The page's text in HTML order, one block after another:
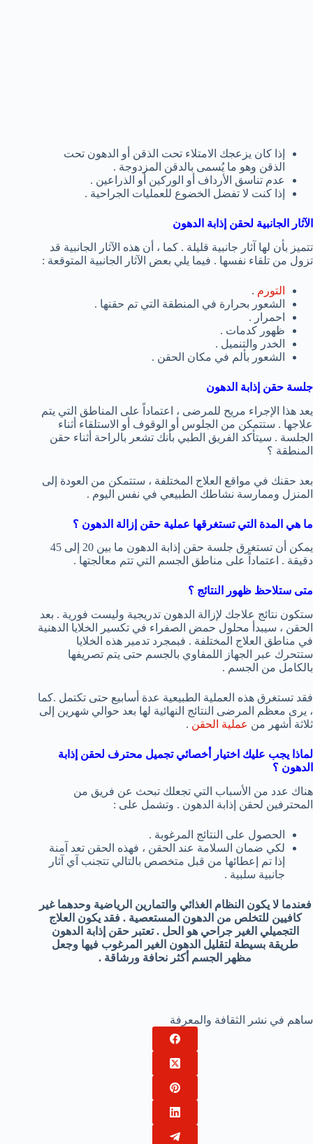
إذا كان يزعجك الامتلاء تحت الذقن أو الدهون تحت
الذقن وهو ما يُسمى بالدقن المزدوجة .
عدم تناسق الأرداف أو الوركين أو الذراعين .
إذا كنت لا تفضل الخضوع للعمليات الجراحية .
الآثار الجانبية لحقن إذابة الدهون
تتميز بأن لها آثار جانبية قليلة . كما ، أن هذه الآثار الجانبية قد
تزول من تلقاء نفسها . فيما يلي بعض الآثار الجانبية المتوقعة :
التورم .
الشعور بحرارة في المنطقة التي تم حقنها .
احمرار .
ظهور كدمات .
الخدر والتنميل .
الشعور بألم في مكان الحقن .
جلسة حقن إذابة الدهون
يعد هذا الإجراء مريح للمرضى ، اعتماداً على المناطق التي يتم
علاجها . ستتمكن من الجلوس أو الوقوف أو الاستلقاء أثناء
الجلسة . سيتأكد الفريق الطبي بأنك تشعر بالراحة أثناء حقن
المنطقة ؟
بعد حقنك في مواقع العلاج المختلفة ، ستتمكن من العودة إلى
المنزل وممارسة نشاطك الطبيعي في نفس اليوم .
ما هي المدة التي تستغرقها عملية حقن إزالة الدهون ؟
يمكن أن تستغرق جلسة حقن إذابة الدهون ما بين 20 إلى 45
دقيقة . اعتماداً على مناطق الجسم التي تتم معالجتها .
متى ستلاحظ ظهور النتائج ؟
ستكون نتائج علاجك لإزالة الدهون تدريجية وليست فورية . بعد
الحقن ، سيبدأ محلول حمض الصفراء في تكسير الخلايا الدهنية
في مناطق العلاج المختلفة . فبمجرد تدمير هذه الخلايا
ستتحرك عبر الجهاز اللمفاوي بالجسم حتى يتم تصريفها
بالكامل من الجسم .
فقد تستغرق هذه العملية الطبيعية عدة أسابيع حتى تكتمل .كما
، يرى معظم المرضى النتائج النهائية لها بعد حوالي شهرين إلى
ثلاثة أشهر من عملية الحقن .
لماذا يجب عليك اختيار أخصائي تجميل محترف لحقن إذابة
الدهون ؟
هناك عدد من الأسباب التي تجعلك تبحث عن فريق من
المحترفين لحقن إذابة الدهون . وتشمل على :
الحصول على النتائج المرغوبة .
لكي ضمان السلامة عند الحقن ، فهذه الحقن تعد آمنة
إذا تم إعطائها من قبل متخصص بالتالي تتجنب آي آثار
جانبية سلبية .
فعندما لا يكون النظام الغذائي والتمارين الرياضية وحدهما غير
كافيين للتخلص من الدهون المستعصية . فقد يكون العلاج
التجميلي الغير جراحي هو الحل . تعتبر حقن إذابة الدهون
طريقة بسيطة لتقليل الدهون الغير المرغوب فيها وجعل
مظهر الجسم أكثر نحافة ورشاقة .
ساهم في نشر الثقافة والمعرفة